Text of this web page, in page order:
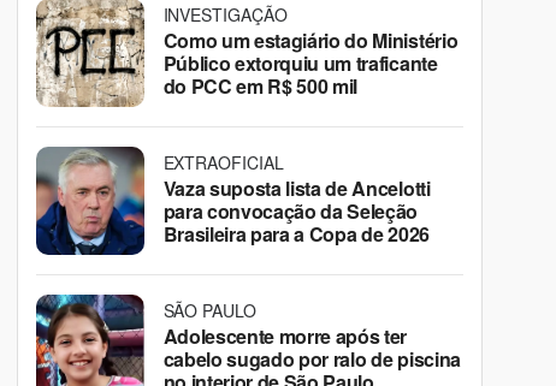
INVESTIGAÇÃO
Como um estagiário do Ministério
Público extorquiu um traficante
do PCC em R$ 500 mil
EXTRAOFICIAL
Vaza suposta lista de Ancelotti
para convocação da Seleção
Brasileira para a Copa de 2026
SÃO PAULO
Adolescente morre após ter
cabelo sugado por ralo de piscina